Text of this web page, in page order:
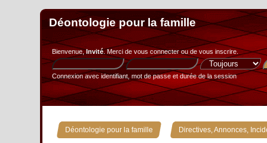
Déontologie pour la famille
Bienvenue,Invité. Merci devous connecterou devous inscrire.
Connexion avec identifiant, mot de passe et durée de la session
Déontologie pour la famille » Directives, Annonces,